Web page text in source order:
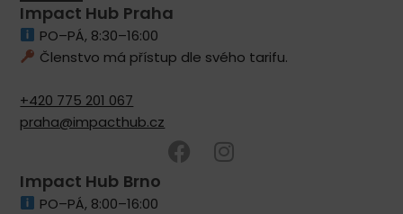
Impact Hub Praha
PO–PÁ, 8:30–16:00
Členstvo má přístup dle svého tarifu.
+420 775 201 067
praha@impacthub.cz
Impact Hub Brno
PO–PÁ, 8:00–16:00